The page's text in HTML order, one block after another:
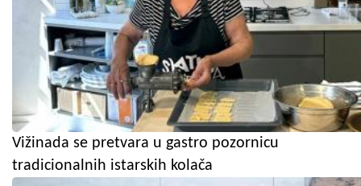
Vižinada se pretvara u gastro pozornicu
tradicionalnih istarskih kolača